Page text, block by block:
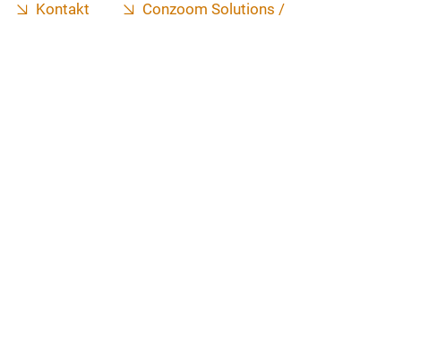
Kontakt
Conzoom Solutions /